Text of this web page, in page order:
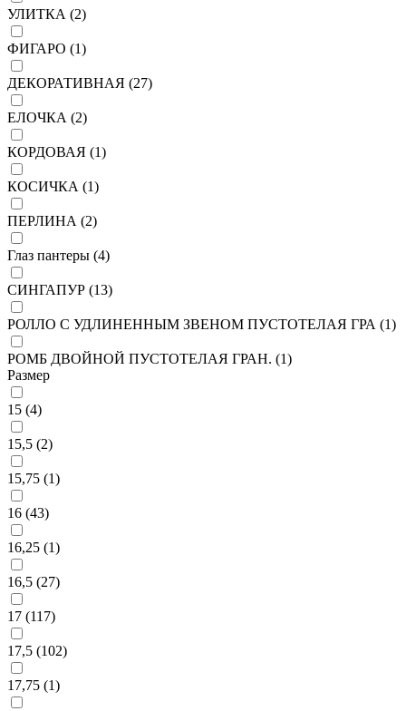
УЛИТКА (2)
ФИГАРО (1)
ДЕКОРАТИВНАЯ (27)
ЕЛОЧКА (2)
КОРДОВАЯ (1)
КОСИЧКА (1)
ПЕРЛИНА (2)
Глаз пантеры (4)
СИНГАПУР (13)
РОЛЛО С УДЛИНЕННЫМ ЗВЕНОМ ПУСТОТЕЛАЯ ГРА (1)
РОМБ ДВОЙНОЙ ПУСТОТЕЛАЯ ГРАН. (1)
Размер
15 (4)
15,5 (2)
15,75 (1)
16 (43)
16,25 (1)
16,5 (27)
17 (117)
17,5 (102)
17,75 (1)